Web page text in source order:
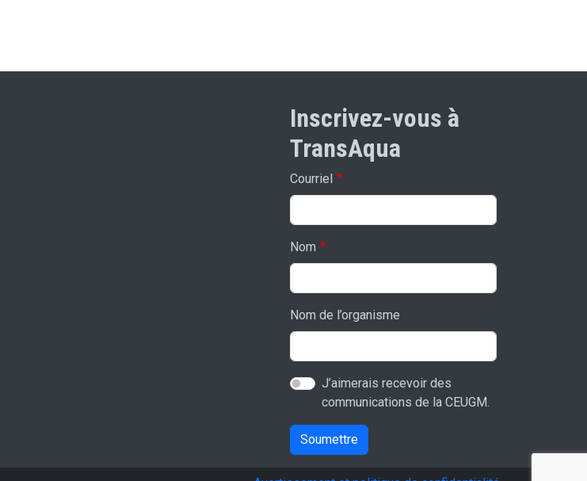
Inscrivez-vous à
TransAqua
Courriel
Nom
Nom de l’organisme
J’aimerais recevoir des
communications de la CEUGM.
Soumettre